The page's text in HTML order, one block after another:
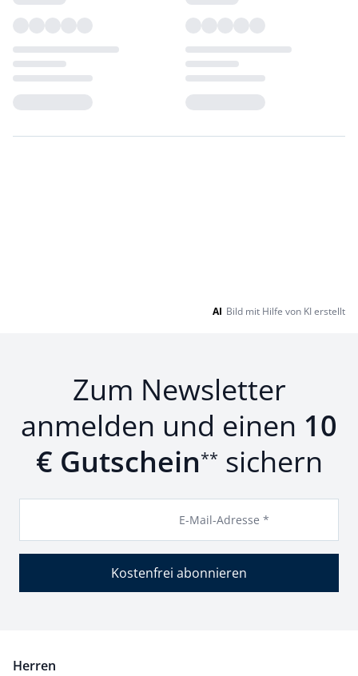
AI Bild mit Hilfe von KI erstellt
Zum Newsletter
anmelden und einen 10
€ Gutschein** sichern
E-Mail-Adresse *
Kostenfrei abonnieren
Herren